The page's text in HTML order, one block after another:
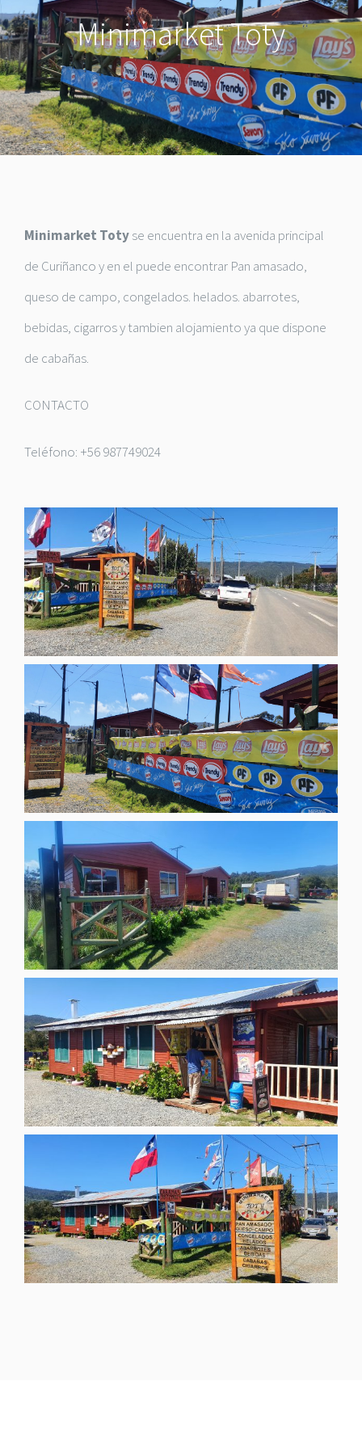
Minimarket Toty
Minimarket Totyse encuentra en la avenida principal
de Curiñanco y en el puede encontrar Pan amasado,
queso de campo, congelados. helados. abarrotes,
bebidas, cigarros y tambien alojamiento ya que dispone
de cabañas.
CONTACTO
Teléfono: +56 987749024